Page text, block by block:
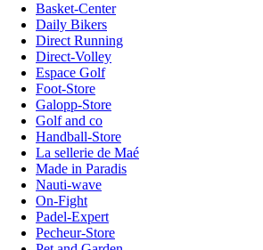
Basket-Center
Daily Bikers
Direct Running
Direct-Volley
Espace Golf
Foot-Store
Galopp-Store
Golf and co
Handball-Store
La sellerie de Maé
Made in Paradis
Nauti-wave
On-Fight
Padel-Expert
Pecheur-Store